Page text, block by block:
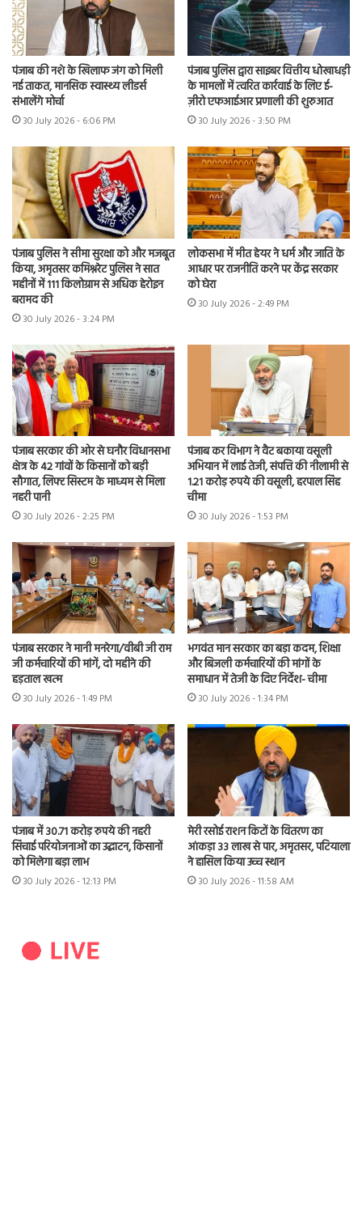
पंजाब की नशे के खिलाफ जंग को मिली
नई ताकत, मानसिक स्वास्थ्य लीडर्स
संभालेंगे मोर्चा
30 July 2026 - 6:06 PM
पंजाब पुलिस द्वारा साइबर वित्तीय धोखाधड़ी
के मामलों में त्वरित कार्रवाई के लिए ई-
ज़ीरो एफआईआर प्रणाली की शुरुआत
30 July 2026 - 3:50 PM
पंजाब पुलिस ने सीमा सुरक्षा को और मजबूत
किया, अमृतसर कमिश्नरेट पुलिस ने सात
महीनों में 111 किलोग्राम से अधिक हेरोइन
बरामद की
30 July 2026 - 3:24 PM
लोकसभा में मीत हेयर ने धर्म और जाति के
आधार पर राजनीति करने पर केंद्र सरकार
को घेरा
30 July 2026 - 2:49 PM
पंजाब सरकार की ओर से घनौर विधानसभा
क्षेत्र के 42 गांवों के किसानों को बड़ी
सौगात, लिफ्ट सिस्टम के माध्यम से मिला
नहरी पानी
30 July 2026 - 2:25 PM
पंजाब कर विभाग ने वैट बकाया वसूली
अभियान में लाई तेजी, संपत्ति की नीलामी से
1.21 करोड़ रुपये की वसूली, हरपाल सिंह
चीमा
30 July 2026 - 1:53 PM
पंजाब सरकार ने मानी मनरेगा/वीबी जी राम
जी कर्मचारियों की मांगें, दो महीने की
हड़ताल खत्म
30 July 2026 - 1:49 PM
भगवंत मान सरकार का बड़ा कदम, शिक्षा
और बिजली कर्मचारियों की मांगों के
समाधान में तेजी के दिए निर्देश- चीमा
30 July 2026 - 1:34 PM
पंजाब में 30.71 करोड़ रुपये की नहरी
सिंचाई परियोजनाओं का उद्घाटन, किसानों
को मिलेगा बड़ा लाभ
30 July 2026 - 12:13 PM
मेरी रसोई राशन किटों के वितरण का
आंकड़ा 33 लाख से पार, अमृतसर, पटियाला
ने हासिल किया उच्च स्थान
30 July 2026 - 11:58 AM